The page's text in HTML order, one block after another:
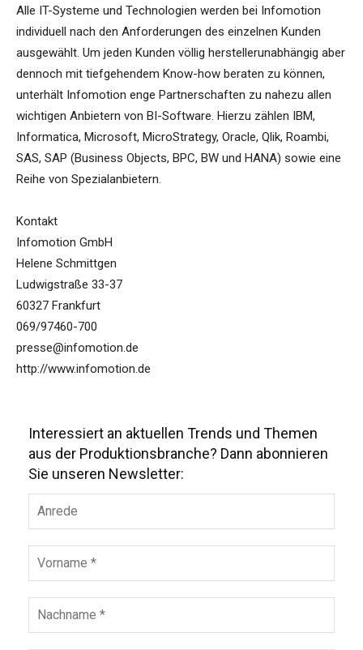
Alle IT-Systeme und Technologien werden bei Infomotion
individuell nach den Anforderungen des einzelnen Kunden
ausgewählt. Um jeden Kunden völlig herstellerunabhängig aber
dennoch mit tiefgehendem Know-how beraten zu können,
unterhält Infomotion enge Partnerschaften zu nahezu allen
wichtigen Anbietern von BI-Software. Hierzu zählen IBM,
Informatica, Microsoft, MicroStrategy, Oracle, Qlik, Roambi,
SAS, SAP (Business Objects, BPC, BW und HANA) sowie eine
Reihe von Spezialanbietern.
Kontakt
Infomotion GmbH
Helene Schmittgen
Ludwigstraße 33-37
60327 Frankfurt
069/97460-700
presse@infomotion.de
http://www.infomotion.de
Interessiert an aktuellen Trends und Themen
aus der Produktionsbranche? Dann abonnieren
Sie unseren Newsletter: